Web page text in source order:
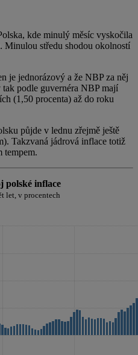
kde minulý měsíc vyskočila
Minulou středu shodou okolností
je jednorázový a že NBP za něj
podle guvernéra NBP mají
(1,50 procenta) až do roku
půjde v lednu zřejmě ještě
Takzvaná jádrová inflace totiž
tempem.
polské inflace
let, v procentech